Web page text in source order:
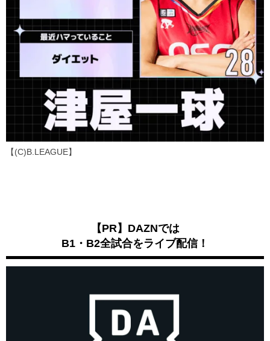
【(C)B.LEAGUE】
【PR】DAZNでは
B1・B2全試合をライブ配信！